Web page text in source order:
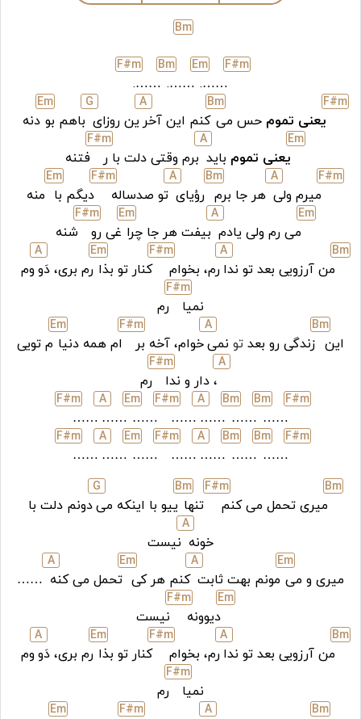
Bm
F#m
…….
Em
…….
Bm
…….
F#m
F#m
یعنی تموم حس می
Bm
کنم این آخر
A
ین روزای
G
باهم بو
Em
دنه
Em
یعنی تموم باید
A
برم وقتی دلت با ر
F#m
فتنه
F#m
میرم ولی
A
هر جا برم
Bm
رؤیای
A
تو صدساله
F#m
دیگم با
Em
منه
Em
می رم ولی یادم
A
بیفت هر جا چرا
Em
غی رو
F#m
شنه
Bm
من آرزویی بعد تو ندا
A
رم، بخوام
F#m
کنار تو بذا
Em
رم بری، دَو
A
وم
نمیا
F#m
رم
این
Bm
زندگی رو بعد تو نمی
A
خوام، آخه بر
F#m
ام همه دنیا
Em
م تویی
A
، دار و ندا
F#m
رم
F#m
……
Bm
……
Bm
……
A
……
F#m
……
Em
……
A
……
F#m
F#m
……
Bm
……
Bm
……
A
……
F#m
……
Em
……
A
……
F#m
Bm
میری تحمل می کنم
F#m
تنها
Bm
ییو با اینکه می
G
دونم دلت با
خونه
A
نیست
میری و می
Em
مونم بهت ثابت
A
کنم هر کی
Em
تحمل می کنه
A
……
Em
دیوونه
F#m
نیست
Bm
من آرزویی بعد تو ندا
A
رم، بخوام
F#m
کنار تو بذا
Em
رم بری، دَو
A
وم
نمیا
F#m
رم
Bm
A
F#m
Em